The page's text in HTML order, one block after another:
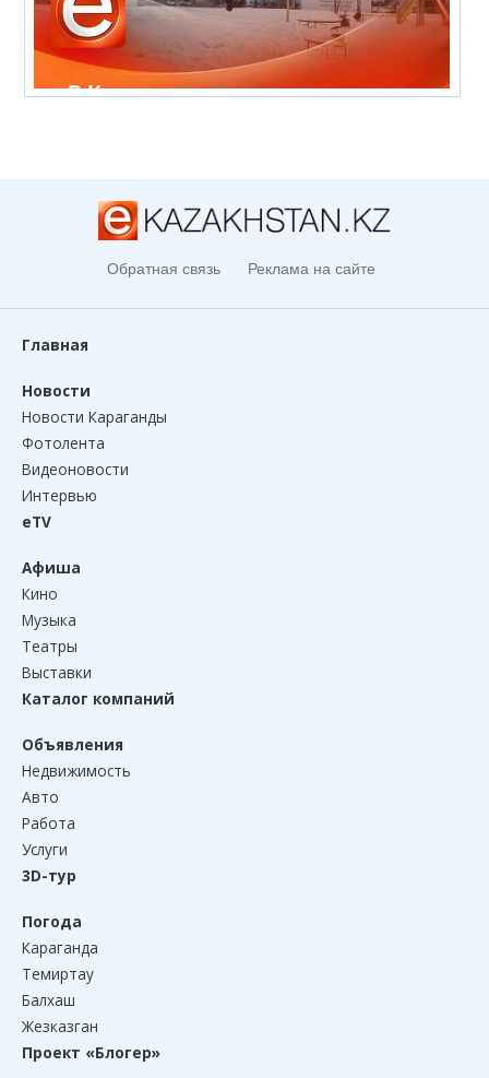
Обратная связь Реклама на сайте
Главная
Новости
Новости Караганды
Фотолента
Видеоновости
Интервью
eTV
Афиша
Кино
Музыка
Театры
Выставки
Каталог компаний
Объявления
Недвижимость
Авто
Работа
Услуги
3D-тур
Погода
Караганда
Темиртау
Балхаш
Жезказган
Проект «Блогер»